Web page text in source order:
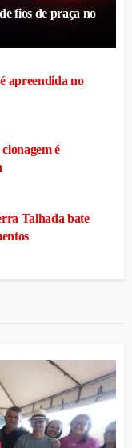
fios de praça no
apreendida no
é
Talhada bate